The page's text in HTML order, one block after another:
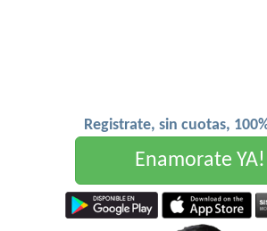
Registrate, sin cuotas,
Enamorate YA!